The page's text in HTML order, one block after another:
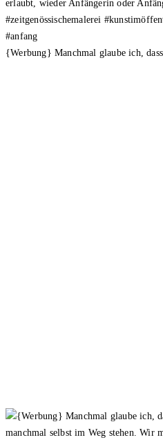
{Werbung} Manchmal glaube ich,